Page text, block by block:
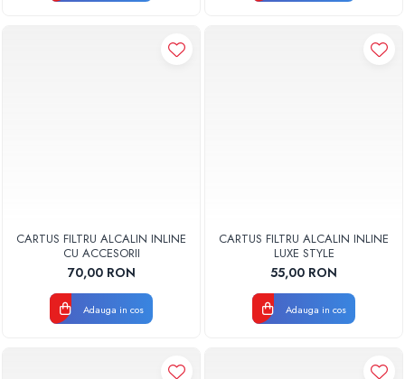
CARTUS FILTRU ALCALIN INLINE
CU ACCESORII
70,00 RON
Adauga in cos
CARTUS FILTRU ALCALIN INLINE
LUXE STYLE
55,00 RON
Adauga in cos